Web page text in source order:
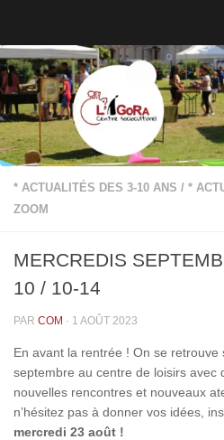
* ACTUALITÉS DES 3-10 ANS / *
ZOOM
MERCREDIS
10 / 10-14
PAR COM · 1 AOÛT 2023
En avant la rentrée ! On se retrouve
septembre au centre de loisirs avec
nouvelles rencontres et nouveaux
n’hésitez pas à donner vos idées,
mercredi 23 août !